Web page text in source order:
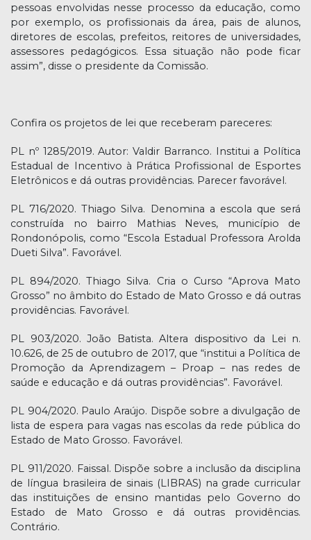
pessoas envolvidas nesse processo da educação, como
por exemplo, os profissionais da área, pais de alunos,
diretores de escolas, prefeitos, reitores de universidades,
assessores pedagógicos. Essa situação não pode ficar
assim”, disse o presidente da Comissão.
Confira os projetos de lei que receberam pareceres:
PL nº 1285/2019. Autor: Valdir Barranco. Institui a Política
Estadual de Incentivo à Prática Profissional de Esportes
Eletrônicos e dá outras providências. Parecer favorável.
PL 716/2020. Thiago Silva. Denomina a escola que será
construída no bairro Mathias Neves, município de
Rondonópolis, como “Escola Estadual Professora Arolda
Dueti Silva”. Favorável.
PL 894/2020. Thiago Silva. Cria o Curso “Aprova Mato
Grosso” no âmbito do Estado de Mato Grosso e dá outras
providências. Favorável.
PL 903/2020. João Batista. Altera dispositivo da Lei n.
10.626, de 25 de outubro de 2017, que “institui a Política de
Promoção da Aprendizagem – Proap – nas redes de
saúde e educação e dá outras providências”. Favorável.
PL 904/2020. Paulo Araújo. Dispõe sobre a divulgação de
lista de espera para vagas nas escolas da rede pública do
Estado de Mato Grosso. Favorável.
PL 911/2020. Faissal. Dispõe sobre a inclusão da disciplina
de língua brasileira de sinais (LIBRAS) na grade curricular
das instituições de ensino mantidas pelo Governo do
Estado de Mato Grosso e dá outras providências.
Contrário.